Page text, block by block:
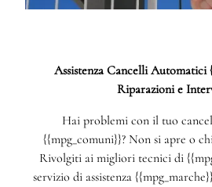
Assistenza Cancelli Automatici
Riparazioni e
Hai problemi con il tuo
{{mpg_comuni}}? Non si apre o
Rivolgiti ai migliori tecnici di
servizio di assistenza